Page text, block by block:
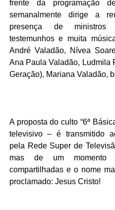
frente da programação
semanalmente dirige a
presença de ministros
testemunhos e muita
André Valadão, Nívea
Ana Paula Valadão, Ludmila
Geração), Mariana Valadão,
A proposta do culto “6ª
televisivo – é transmitido
pela Rede Super de
mas de um momento
compartilhadas e o nome
proclamado: Jesus Cristo!